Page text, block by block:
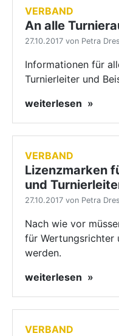
VERBAND
An alle
27.10.2017 von Petra Dres
Informationen für
Turnierleiter und
weiterlesen
VERBAND
Lizenzmarken
und
27.10.2017 von Petra Dres
Nach wie vor
für Wertungsrichter
werden.
weiterlesen
VERBAND